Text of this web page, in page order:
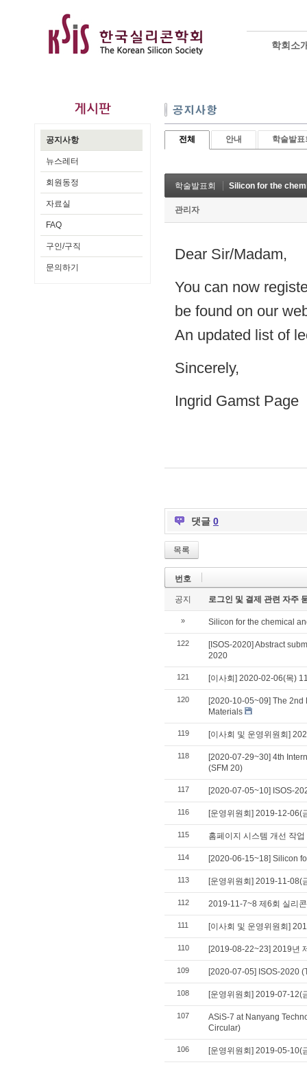
학회소
공지사항
뉴스레터
회원동정
자료실
FAQ
구인/구직
문의하기
전체 안내 학술발표
학술발표회 Silicon for the
관리자
Dear Sir/Madam,
You can now
be found on our
An updated list of
Sincerely,
Ingrid Gamst Page
댓글 0
목록
번호
공지 로그인 및 결제 관련 자주
» Silicon for the chemical
122
[ISOS-2020] Abstract
2020
121 [이사회] 2020-02-06(목)
120
[2020-10-05~09] The
Materials
119 [이사회 및 운영위원회]
118
[2020-07-29~30] 4th
(SFM 20)
117 [2020-07-05~10] ISOS-
116 [운영위원회] 2019-12-06(
115 홈페이지 시스템 개선 작업
114 [2020-06-15~18] Silicon
113 [운영위원회] 2019-11-08(
112 2019-11-7~8 제6회 실리
111 [이사회 및 운영위원회]
110 [2019-08-22~23] 2019년
109 [2020-07-05] ISOS-2020
108 [운영위원회] 2019-07-12(
107
ASiS-7 at Nanyang
Circular)
106 [운영위원회] 2019-05-10(